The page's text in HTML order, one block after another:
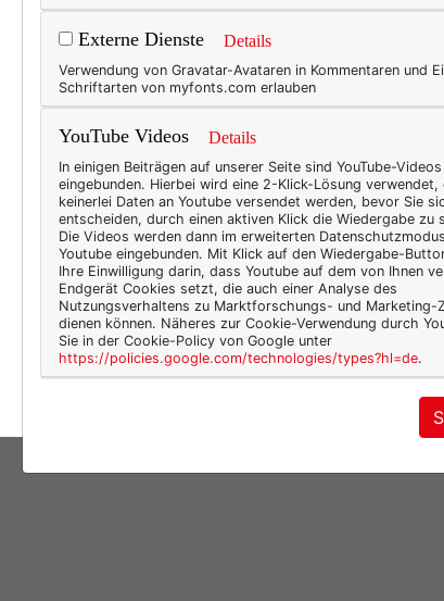
Externe Dienste Details
Verwendung von Gravatar-Avataren in Kommentaren und
Schriftarten von myfonts.com erlauben
YouTube Videos Details
In einigen Beiträgen auf unserer Seite sind YouTube-Videos
eingebunden. Hierbei wird eine 2-Klick-Lösung verwendet,
keinerlei Daten an Youtube versendet werden, bevor Sie
entscheiden, durch einen aktiven Klick die Wiedergabe zu
Die Videos werden dann im erweiterten
Youtube eingebunden. Mit Klick auf den Wiedergabe-
Ihre Einwilligung darin, dass Youtube auf dem von Ihnen
Endgerät Cookies setzt, die auch einer Analyse des
Nutzungsverhaltens zu Marktforschungs- und Marketing-
dienen können. Näheres zur Cookie-Verwendung durch
Sie in der Cookie-Policy von Google unter
https://policies.google.com/technologies/types?hl=de.